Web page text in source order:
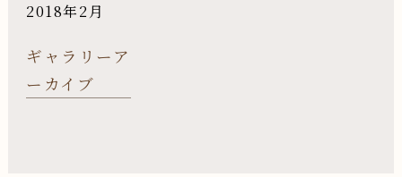
2018年2月
ギャラリーア
ーカイブ